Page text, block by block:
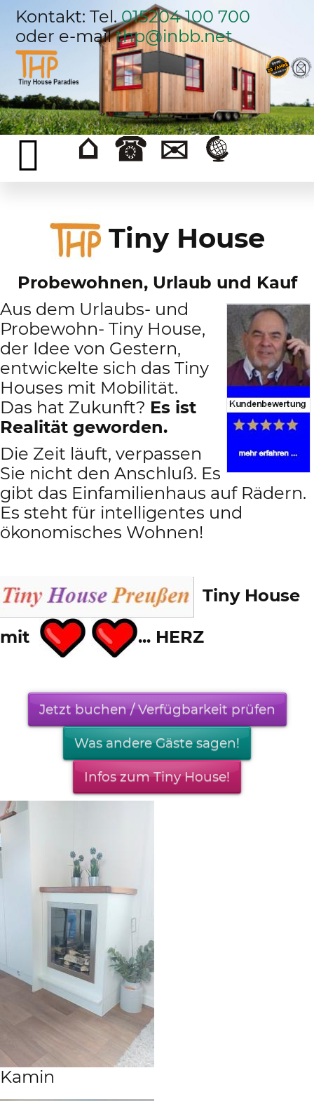
Kontakt: Tel.015204 100 700
oder e-mailthp@inbb.net
Tiny House
Probewohnen, Urlaub und Kauf
Aus dem Urlaubs- und
Probewohn- Tiny House,
der Idee von Gestern,
entwickelte sich das Tiny
Houses mit Mobilität.
Das hat Zukunft? Es ist
Realität geworden.
Die Zeit läuft, verpassen
Sie nicht den Anschluß. Es
gibt das Einfamilienhaus auf Rädern.
Es steht für intelligentes und
ökonomisches Wohnen!
Tiny House
mit ... HERZ
Jetzt buchen / Verfügbarkeit prüfen
Was andere Gäste sagen!
Infos zum Tiny House!
Kamin